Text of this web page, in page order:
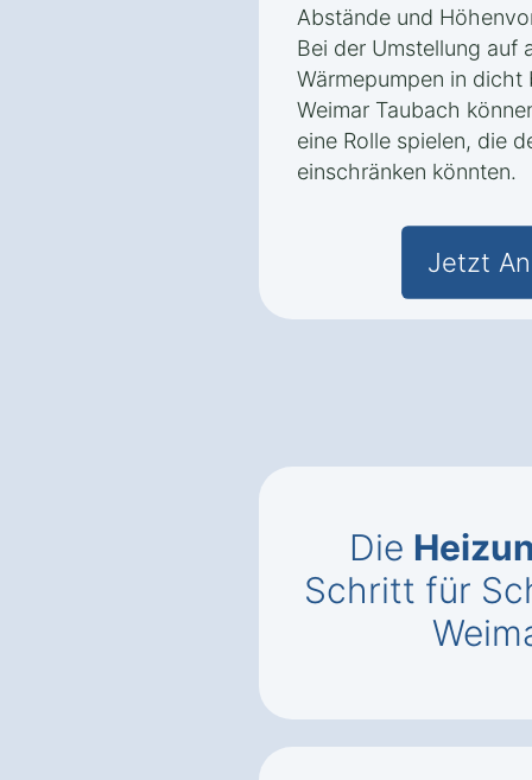
Abstände und
Bei der Umstellung auf
Wärmepumpen in
Weimar Taubach
eine Rolle spielen, die
einschränken könnten.
Jetzt
Die
Schritt für